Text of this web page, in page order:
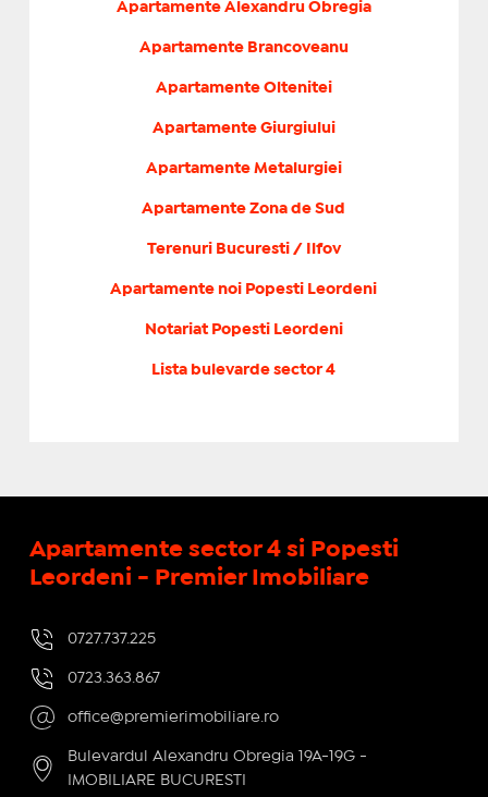
Apartamente Alexandru Obregia
Apartamente Brancoveanu
Apartamente Oltenitei
Apartamente Giurgiului
Apartamente Metalurgiei
Apartamente Zona de Sud
Terenuri Bucuresti / Ilfov
Apartamente noi Popesti Leordeni
Notariat Popesti Leordeni
Lista bulevarde sector 4
Apartamente sector 4 si Popesti
Leordeni - Premier Imobiliare
0727.737.225
0723.363.867
office@premierimobiliare.ro
Bulevardul Alexandru Obregia 19A-19G -
IMOBILIARE BUCURESTI